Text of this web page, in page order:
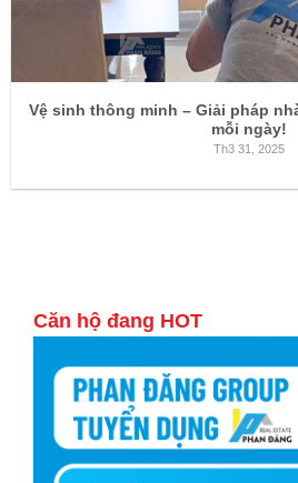
Vệ sinh thông minh – Giải pháp
mỗi ngày!
Th3 31, 2025
Căn hộ đang HOT